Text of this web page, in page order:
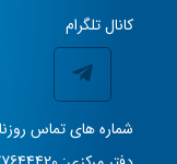
کانال تلگرام
شماره های تماس